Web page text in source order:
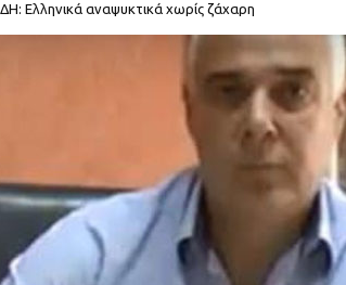
Ελληνικά αναψυκτικά χωρίς ζάχαρη